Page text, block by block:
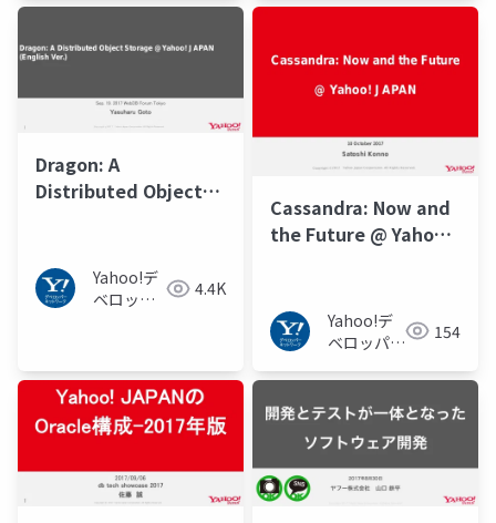
ワーク
ク
Dragon: A
Distributed Object
2017 / English Ver.)
Yahoo!デ
ベロッパ
4.4K
Cassandra: Now and
the Future @ Yahoo!
Yahoo!デ
ベロッパー
ク
154